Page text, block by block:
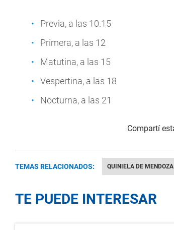
Previa, a las 10.15
Primera, a las 12
Matutina, a las 15
Vespertina, a las 18
Nocturna, a las 21
TEMAS RELACIONADOS: QUINIELA DE MENDOZA
TE PUEDE INTERESAR